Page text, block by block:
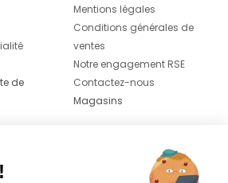
de
Mentions légales
Conditions générales de
ventes
Notre engagement RSE
Contactez-nous
Magasins